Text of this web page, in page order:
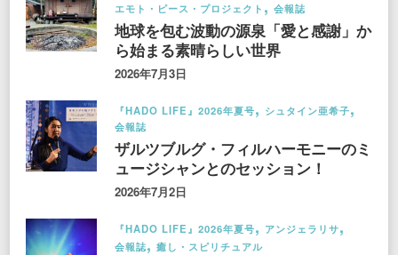
エモト・ピース・プロジェクト
会報誌
地球を包む波動の源泉「愛と感謝」か
ら始まる素晴らしい世界
2026年7月3日
『HADO LIFE』2026年夏号
シュタイン亜希子
会報誌
ザルツブルグ・フィルハーモニーのミ
ュージシャンとのセッション！
2026年7月2日
『HADO LIFE』2026年夏号
アンジェラリサ
会報誌
癒し・スピリチュアル